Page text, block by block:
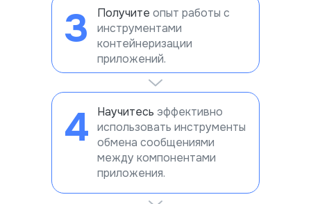
3 Получите опыт работы с
инструментами
контейнеризации
приложений.
4 Научитесь эффективно
использовать инструменты
обмена сообщениями
между компонентами
приложения.